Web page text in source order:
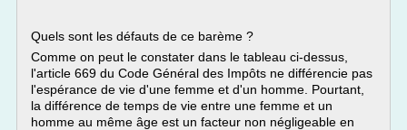
Quels sont les défauts de ce barème ?
Comme on peut le constater dans le tableau ci-dessus,
l'article 669 du Code Général des Impôts ne différencie pas
l'espérance de vie d'une femme et d'un homme. Pourtant,
la différence de temps de vie entre une femme et un
homme au même âge est un facteur non négligeable en